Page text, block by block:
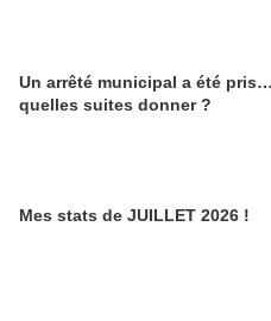
Un arrêté municipal a été
quelles suites donner ?
Mes stats de JUILLET 2026 !